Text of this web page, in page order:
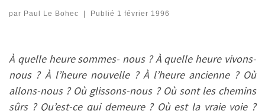
par Paul Le Bohec Publié 1 février 1996
À quelle heure sommes- nous ? À quelle heure vivons-
nous ? À l’heure nouvelle ? À l’heure ancienne ? Où
allons-nous ? Où glissons-nous ? Où sont les chemins
sûrs ? Qu’est-ce qui demeure ? Où est la vraie voie ?